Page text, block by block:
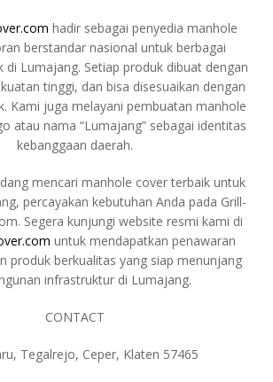
hadir sebagai penyedia manhole
berstandar nasional untuk berbagai
di Lumajang. Setiap produk dibuat dengan
tinggi, dan bisa disesuaikan dengan
Kami juga melayani pembuatan manhole
atau nama “Lumajang” sebagai identitas
kebanggaan daerah.
mencari manhole cover terbaik untuk
percayakan kebutuhan Anda pada Grill-
Segera kunjungi website resmi kami di
untuk mendapatkan penawaran
produk berkualitas yang siap menunjang
infrastruktur di Lumajang.
CONTACT
Tegalrejo, Ceper, Klaten 57465